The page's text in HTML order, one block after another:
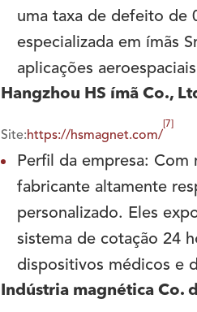
uma taxa de defeito de
especializada em ímãs
aplicações
Hangzhou HS ímã Co.,
Site:https://hsmagnet.com/
[7]
Perfil da empresa: Com
fabricante altamente
personalizado. Eles
sistema de cotação 24
dispositivos médicos e
Indústria magnética Co.